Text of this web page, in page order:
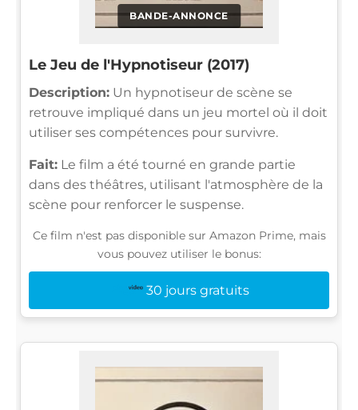
BANDE-ANNONCE
Le Jeu de l'Hypnotiseur (2017)
Description: Un hypnotiseur de scène se
retrouve impliqué dans un jeu mortel où il doit
utiliser ses compétences pour survivre.
Fait: Le film a été tourné en grande partie
dans des théâtres, utilisant l'atmosphère de la
scène pour renforcer le suspense.
Ce film n'est pas disponible sur Amazon Prime, mais
vous pouvez utiliser le bonus:
30 jours gratuits